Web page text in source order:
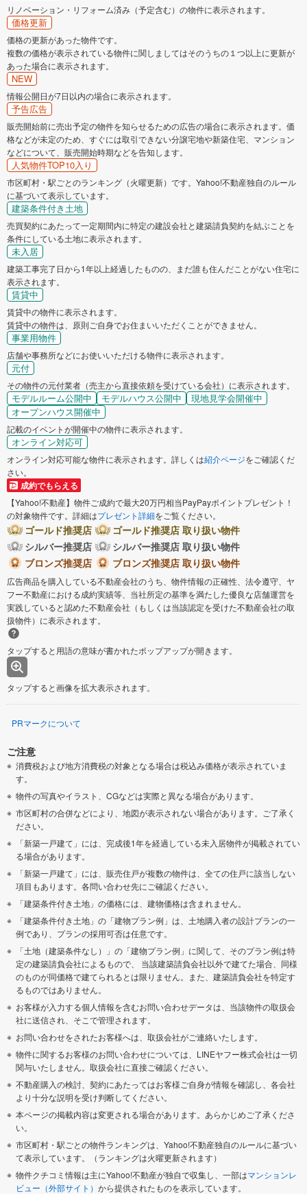
リノベーション・リフォーム済み（予定含む）の物件に表示されます。
価格更新
価格の更新があった物件です。
複数の価格が表示されている物件に関しましてはそのうちの１つ以上に更新が
あった場合に表示されます。
NEW
情報公開日が7日以内の場合に表示されます。
予告広告
販売開始前に売出予定の物件を知らせるための広告の場合に表示されます。価
格などが未定のため、すぐには取引できない分譲宅地や新築住宅、マンション
などについて、販売開始時期などを告知します。
人気物件TOP10入り
市区町村・駅ごとのランキング（火曜更新）です。Yahoo!不動産独自のルール
に基づいて表示しています。
建築条件付き土地
売買契約にあたって一定期間内に特定の建設会社と建築請負契約を結ぶことを
条件にしている土地に表示されます。
未入居
建築工事完了日から1年以上経過したものの、まだ誰も住んだことがない住宅に
表示されます。
賃貸中
賃貸中の物件に表示されます。
賃貸中の物件は、原則ご自身でお住まいいただくことができません。
事業用物件
店舗や事務所などにお使いいただける物件に表示されます。
元付
その物件の元付業者（売主から直接依頼を受けている会社）に表示されます。
モデルルーム公開中 モデルハウス公開中
現地見学会開催中
オープンハウス開催中
記載のイベントが開催中の物件に表示されます。
オンライン対応可
オンライン対応可能な物件に表示されます。詳しくは紹介ページをご確認くだ
さい。
成約でもらえる
【Yahoo!不動産】物件ご成約で最大20万円相当PayPayポイントプレゼント！
の対象物件です。詳細はプレゼント詳細をご覧ください。
ゴールド推奨店
ゴールド推奨店 取り扱い物件
シルバー推奨店
シルバー推奨店 取り扱い物件
ブロンズ推奨店
ブロンズ推奨店 取り扱い物件
広告商品を購入している不動産会社のうち、物件情報の正確性、法令遵守、ヤ
フー不動産における成約実績等、当社所定の基準を満たした優良な店舗運営を
実践していると認めた不動産会社（もしくは当該認定を受けた不動産会社の取
扱物件）に表示されます。
タップすると用語の意味が書かれたポップアップが開きます。
タップすると画像を拡大表示されます。
PRマークについて
ご注意
消費税および地方消費税の対象となる場合は税込み価格が表示されていま
す。
物件の写真やイラスト、CGなどは実際と異なる場合があります。
市区町村の合併などにより、地図が表示されない場合があります。ご了承く
ださい。
「新築一戸建て」には、完成後1年を経過している未入居物件が掲載されてい
る場合があります。
「新築一戸建て」には、販売住戸が複数の物件は、全ての住戸に該当しない
項目もあります。各問い合わせ先にご確認ください。
「建築条件付き土地」の価格には、建物価格は含まれません。
「建築条件付き土地」の「建物プラン例」は、土地購入者の設計プランの一
例であり、プランの採用可否は任意です。
「土地（建築条件なし）」の「建物プラン例」に関して、そのプラン例は特
定の建築請負会社によるもので、 当該建築請負会社以外で建てた場合、同様
のものが同価格で建てられるとは限りません。また、建築請負会社を特定す
るものではありません。
お客様が入力する個人情報を含むお問い合わせデータは、当該物件の取扱会
社に送信され、そこで管理されます。
お問い合わせをされたお客様へは、取扱会社がご連絡いたします。
物件に関するお客様のお問い合わせについては、LINEヤフー株式会社は一切
関与いたしません。取扱会社に直接ご確認ください。
不動産購入の検討、契約にあたってはお客様ご自身が情報を確認し、各会社
より十分な説明を受け判断してください。
本ページの掲載内容は変更される場合があります。あらかじめご了承くださ
い。
市区町村・駅ごとの物件ランキングは、Yahoo!不動産独自のルールに基づい
て表示しています。（ランキングは火曜更新されます）
物件クチコミ情報は主にYahoo!不動産が独自で収集し、一部はマンションレ
ビュー（外部サイト） から提供されたものを表示しています。